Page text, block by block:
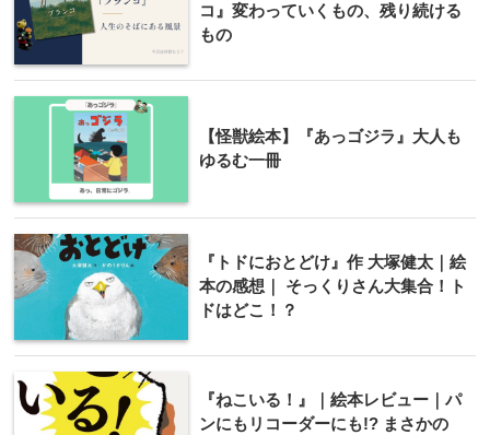
コ』変わっていくもの、残り続ける
もの
【怪獣絵本】『あっゴジラ』大人も
ゆるむ一冊
『トドにおとどけ』作 大塚健太｜絵
本の感想｜ そっくりさん大集合！ト
ドはどこ！？
『ねこいる！』｜絵本レビュー｜パ
ンにもリコーダーにも!? まさかの